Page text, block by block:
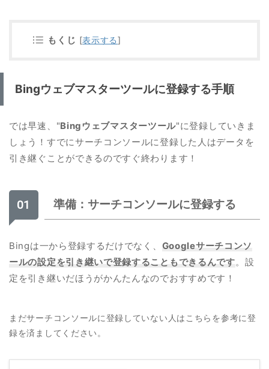
もくじ [表示する]
Bingウェブマスターツールに登録する手順
では早速、"Bingウェブマスターツール"に登録していきま
しょう！すでにサーチコンソールに登録した人はデータを
引き継ぐことができるのですぐ終わります！
準備：サーチコンソールに登録する
Bingは一から登録するだけでなく、 Googleサーチコンソ
ールの設定を引き継いで登録することもできるんです。設
定を引き継いだほうがかんたんなのでおすすめです！
まだサーチコンソールに登録していない人はこちらを参考に登
録を済ましてください。